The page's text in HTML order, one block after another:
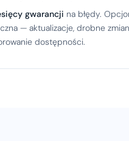
gwarancji na błędy.
— aktualizacje, drobne
dostępności.